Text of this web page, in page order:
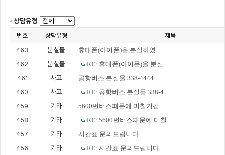
상담유형
번호 상담유형 제목
463 분실물
휴대폰(아이폰)을 분실하였..
462
분실물
RE: 휴대폰(아이폰)을 분실..
461
사고
공항버스 분실물 338-4444 ..
460
사고
RE: 공항버스 분실물 338-4..
459
기타
5600번버스때문에 미칠거같..
458
기타
RE: 5600번버스때문에 미칠..
457
기타
시간표 문의드립니다
456
기타
RE: 시간표 문의드립니다